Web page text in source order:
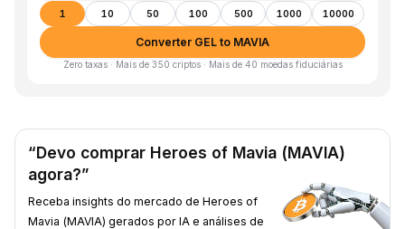
1 10 50 100 500 1000 10000
Converter GEL to MAVIA
Zero taxas · Mais de 350 criptos · Mais de 40 moedas fiduciárias
“Devo comprar Heroes of Mavia (MAVIA)
agora?”
Receba insights do mercado de Heroes of
Mavia (MAVIA) gerados por IA e análises de